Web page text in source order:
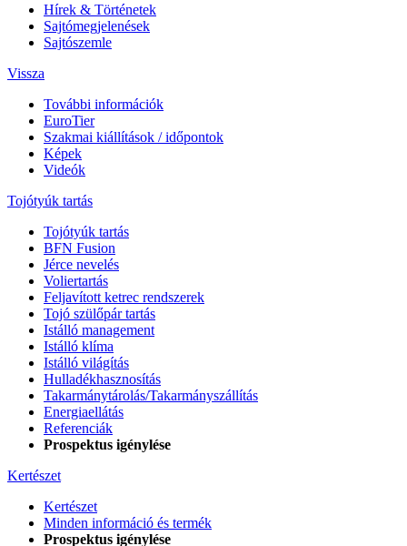
Hírek & Történetek
Sajtómegjelenések
Sajtószemle
Vissza
További információk
EuroTier
Szakmai kiállítások / időpontok
Képek
Videók
Tojótyúk tartás
Tojótyúk tartás
BFN Fusion
Jérce nevelés
Voliertartás
Feljavított ketrec rendszerek
Tojó szülőpár tartás
Istálló management
Istálló klíma
Istálló világítás
Hulladékhasznosítás
Takarmánytárolás/Takarmányszállítás
Energiaellátás
Referenciák
Prospektus igénylése
Kertészet
Kertészet
Minden információ és termék
Prospektus igénylése